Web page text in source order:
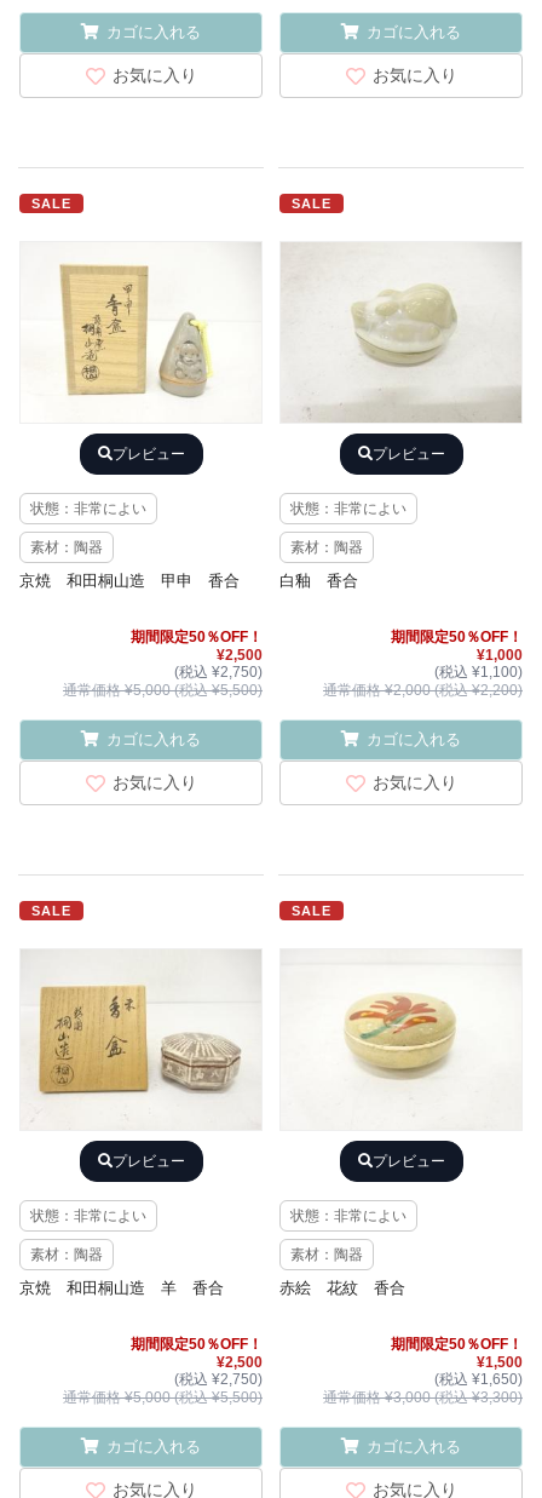
カゴに入れる
お気に入り
カゴに入れる
お気に入り
SALE
プレビュー
状態：非常によい
素材：陶器
京焼 和田桐山造 甲申 香合
期間限定50％OFF！
¥2,500
(税込 ¥2,750)
通常価格 ¥5,000 (税込 ¥5,500)
カゴに入れる
お気に入り
SALE
プレビュー
状態：非常によい
素材：陶器
白釉 香合
期間限定50％OFF！
¥1,000
(税込 ¥1,100)
通常価格 ¥2,000 (税込 ¥2,200)
カゴに入れる
お気に入り
SALE
プレビュー
状態：非常によい
素材：陶器
京焼 和田桐山造 羊 香合
期間限定50％OFF！
¥2,500
(税込 ¥2,750)
通常価格 ¥5,000 (税込 ¥5,500)
カゴに入れる
お気に入り
SALE
プレビュー
状態：非常によい
素材：陶器
赤絵 花紋 香合
期間限定50％OFF！
¥1,500
(税込 ¥1,650)
通常価格 ¥3,000 (税込 ¥3,300)
カゴに入れる
お気に入り